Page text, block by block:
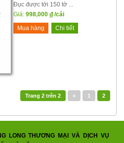
Đục được tới 150 tờ ...
Giá: 998,000 đ /cái
Mua hàng
Chi tiết
Trang 2 trên 2 « 1 2
LONG THƯƠNG MẠI VÀ DỊCH VỤ